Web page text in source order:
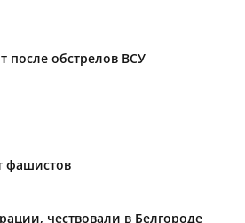
после обстрелов ВСУ
фашистов
чествовали в Белгороде